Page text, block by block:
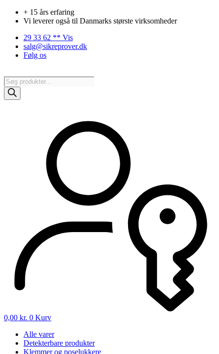
Videre+ 15 års erfaring
Vi leverer også til Danmarks største virksomheder
29 33 62 ** Vis
salg@sikreprover.dk
Følg os
Products
search
0,00 kr. 0 Kurv
Alle varer
Detekterbare produkter
Klemmer og poselukkere